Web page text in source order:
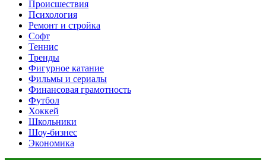
Происшествия
Психология
Ремонт и стройка
Софт
Теннис
Тренды
Фигурное катание
Фильмы и сериалы
Финансовая грамотность
Футбол
Хоккей
Школьники
Шоу-бизнес
Экономика